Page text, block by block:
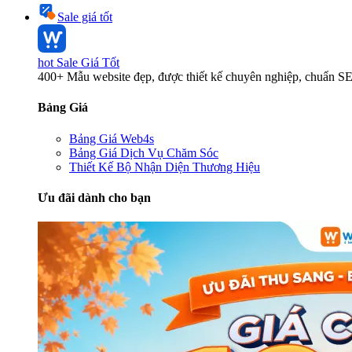
Sale giá tốt
hot Sale Giá Tốt
400+ Mẫu website đẹp, được thiết kế chuyên nghiệp, chuẩn
Bảng Giá
Bảng Giá Web4s
Bảng Giá Dịch Vụ Chăm Sóc
Thiết Kế Bộ Nhận Diện Thương Hiệu
Ưu đãi dành cho bạn